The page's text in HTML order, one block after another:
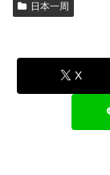
日本一周
X